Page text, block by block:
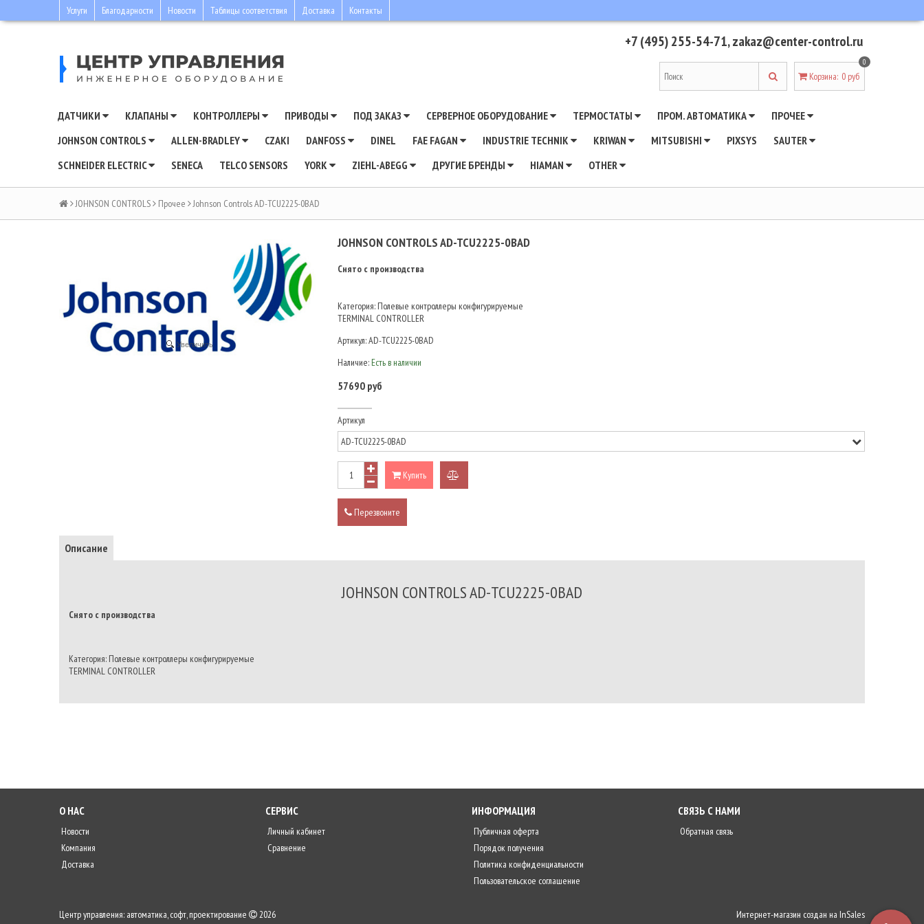
Услуги Благодарности Новости Таблицы соответствия Доставка Контакты
+7 (495) 255-54-71,zakaz@center-control.ru
Корзина:
0
0 руб
ДАТЧИКИ КЛАПАНЫ КОНТРОЛЛЕРЫ ПРИВОДЫ ПОД ЗАКАЗ СЕРВЕРНОЕ ОБОРУДОВАНИЕ ТЕРМОСТАТЫ ПРОМ. АВТОМАТИКА
ПРОЧЕЕ
JOHNSON CONTROLS
ALLEN-BRADLEY CZAKI DANFOSS DINEL FAE FAGAN INDUSTRIE TECHNIK KRIWAN MITSUBISHI PIXSYS
SAUTER
SCHNEIDER ELECTRIC
SENECA TELCO SENSORS YORK ZIEHL-ABEGG ДРУГИЕ БРЕНДЫ HIAMAN OTHER
JOHNSON CONTROLS Прочее Johnson Controls AD-TCU2225-0BAD
Увеличить
JOHNSON CONTROLS AD-TCU2225-0BAD
Снято с производства
Категория: Полевые контроллеры конфигурируемые
TERMINAL CONTROLLER
Артикул:AD-TCU2225-0BAD
Наличие: Есть в наличии
57690 руб
Артикул
Купить
Перезвоните
Описание
JOHNSON CONTROLS AD-TCU2225-0BAD
Снято с производства
Категория: Полевые контроллеры конфигурируемые
TERMINAL CONTROLLER
О НАС
Новости
Компания
Доставка
СЕРВИС
Личный кабинет
Сравнение
ИНФОРМАЦИЯ
Публичная оферта
Порядок получения
Политика конфиденциальности
Пользовательское соглашение
СВЯЗЬ С НАМИ
Обратная связь
Центр управления: автоматика, софт, проектирование 2026 Интернет-магазин создан на InSales